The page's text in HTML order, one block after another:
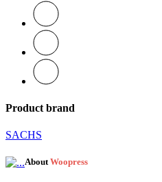
Product brand
SACHS
AboutWoopress